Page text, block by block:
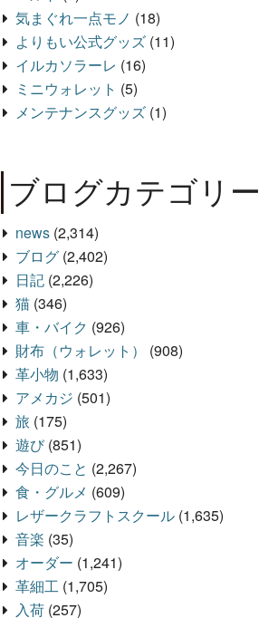
気まぐれ一点モノ (18)
よりもい公式グッズ (11)
イルカソラーレ (16)
ミニウォレット (5)
メンテナンスグッズ (1)
ブログカテゴリー
news (2,314)
ブログ (2,402)
日記 (2,226)
猫 (346)
車・バイク (926)
財布（ウォレット）
(908)
革小物 (1,633)
アメカジ (501)
旅 (175)
遊び(851)
今日のこと (2,267)
食・グルメ (609)
レザークラフトスクール (1,635)
音楽 (35)
オーダー (1,241)
革細工 (1,705)
入荷 (257)